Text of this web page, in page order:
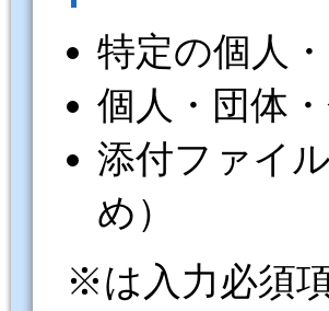
特定の個人
個人・団体
添付ファイ
め）
※は入力必須